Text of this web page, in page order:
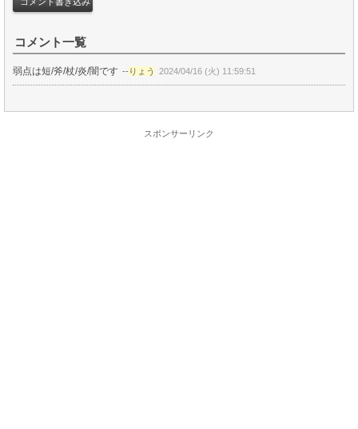
コメント一覧
弱点は短/斧/杖/炎/闇です -- りょう 2024/04/16 (火) 11:59:51
スポンサーリンク